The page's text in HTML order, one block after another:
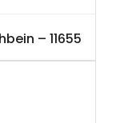
– 11655